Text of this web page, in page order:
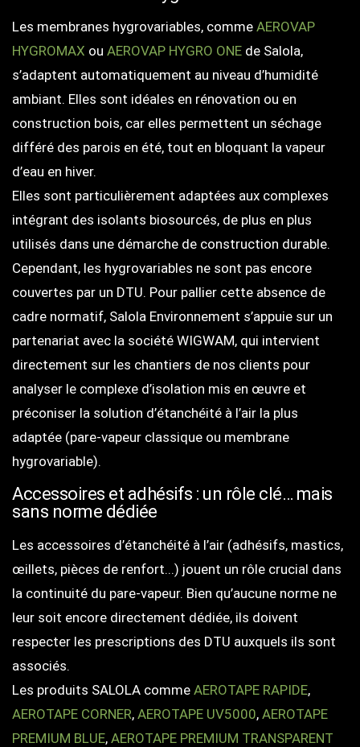
Les membranes hygrovariables, comme AEROVAP
HYGROMAX ou AEROVAP HYGRO ONE de Salola,
s’adaptent automatiquement au niveau d’humidité
ambiant. Elles sont idéales en rénovation ou en
construction bois, car elles permettent un séchage
différé des parois en été, tout en bloquant la vapeur
d’eau en hiver.
Elles sont particulièrement adaptées aux complexes
intégrant des isolants biosourcés, de plus en plus
utilisés dans une démarche de construction durable.
Cependant, les hygrovariables ne sont pas encore
couvertes par un DTU. Pour pallier cette absence de
cadre normatif, Salola Environnement s’appuie sur un
partenariat avec la société WIGWAM, qui intervient
directement sur les chantiers de nos clients pour
analyser le complexe d’isolation mis en œuvre et
préconiser la solution d’étanchéité à l’air la plus
adaptée (pare-vapeur classique ou membrane
hygrovariable).
Accessoires et adhésifs : un rôle clé… mais
sans norme dédiée
Les accessoires d’étanchéité à l’air (adhésifs, mastics,
œillets, pièces de renfort...) jouent un rôle crucial dans
la continuité du pare-vapeur. Bien qu’aucune norme ne
leur soit encore directement dédiée, ils doivent
respecter les prescriptions des DTU auxquels ils sont
associés.
Les produits SALOLA comme AEROTAPE RAPIDE,
AEROTAPE CORNER, AEROTAPE UV5000, AEROTAPE
PREMIUM BLUE, AEROTAPE PREMIUM TRANSPARENT